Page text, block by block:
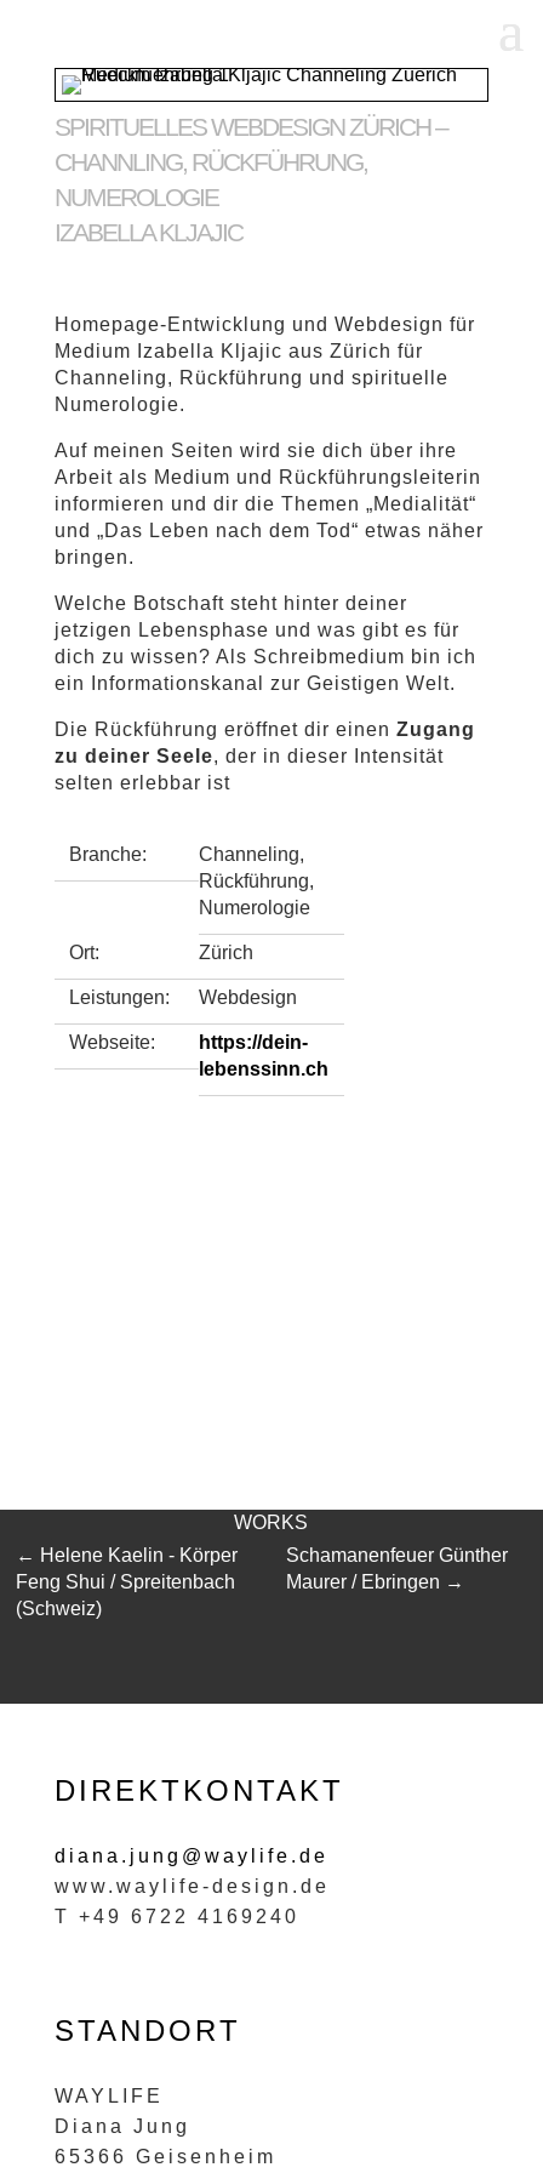
SPIRITUELLES WEBDESIGN ZÜRICH –
CHANNLING, RÜCKFÜHRUNG,
NUMEROLOGIE
IZABELLA KLJAJIC
Homepage-Entwicklung und Webdesign für
Medium Izabella Kljajic aus Zürich für
Channeling, Rückführung und spirituelle
Numerologie.
Auf meinen Seiten wird sie dich über ihre
Arbeit als Medium und Rückführungsleiterin
informieren und dir die Themen „Medialität“
und „Das Leben nach dem Tod“ etwas näher
bringen.
Welche Botschaft steht hinter deiner
jetzigen Lebensphase und was gibt es für
dich zu wissen? Als Schreibmedium bin ich
ein Informationskanal zur Geistigen Welt.
Die Rückführung eröffnet dir einen Zugang
zu deiner Seele, der in dieser Intensität
selten erlebbar ist
Branche:
Channeling,
Rückführung,
Numerologie
Ort: Zürich
Leistungen: Webdesign
Webseite:
https://dein-
lebenssinn.ch
WORKS
← Helene Kaelin - Körper
Feng Shui / Spreitenbach
(Schweiz)
Schamanenfeuer Günther
Maurer / Ebringen →
DIREKTKONTAKT
diana.jung@waylife.de
www.waylife-design.de
T +49 6722 4169240
STANDORT
WAYLIFE
Diana Jung
65366 Geisenheim